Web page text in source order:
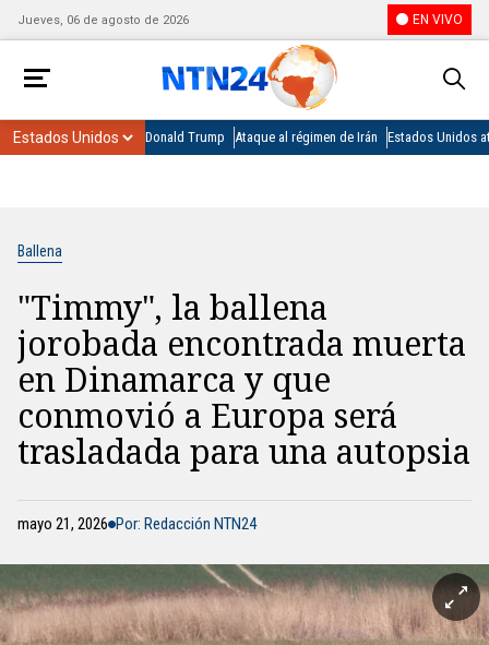
Jueves, 06 de agosto de 2026 EN VIVO
Donald Trump Ataque al régimen de Irán Estados Unidos
Ballena
"Timmy", la ballena
jorobada encontrada muerta
en Dinamarca y que
conmovió a Europa será
trasladada para una autopsia
mayo 21, 2026 Por: Redacción NTN24